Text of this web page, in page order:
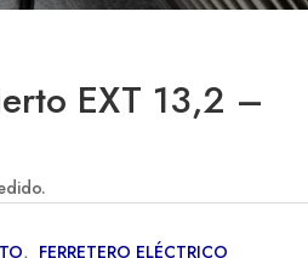
EXT 13,2 –
, FERRETERO ELÉCTRICO